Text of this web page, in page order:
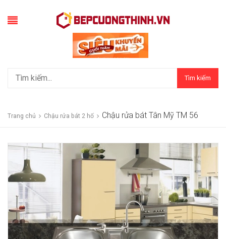
Tìm kiếm
Trang chủ Chậu rửa bát 2 hố Chậu rửa bát Tân Mỹ TM 56